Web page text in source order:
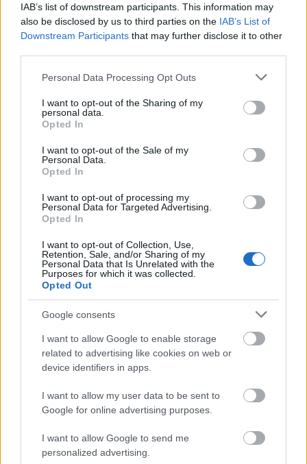
IAB’s list of downstream participants. This information may
also be disclosed by us to third parties on the IAB’s List of
Downstream Participants that may further disclose it to other
Please note that this website/app uses one or more Google
not limited to your visit or usage behaviour. You may click to
grant or deny consent to Google and its third-party tags to
use your data for below specified purposes in below Google
consent section.
Personal Data Processing Opt Outs
I want to opt-out of the Sharing of my
personal data.
Opted In
I want to opt-out of the Sale of my
Personal Data.
Opted In
I want to opt-out of processing my
Personal Data for Targeted Advertising.
Opted In
I want to opt-out of Collection, Use,
Retention, Sale, and/or Sharing of my
Personal Data that Is Unrelated with the
Purposes for which it was collected.
Opted Out
Google consents
I want to allow Google to enable storage
related to advertising like cookies on web or
device identifiers in apps.
I want to allow my user data to be sent to
Google for online advertising purposes.
I want to allow Google to send me
personalized advertising.
Fókuszban a hazai kis- és közepes
vállalkozások támogatása
VÁLLALKOZÁS 2026. márc. 23.
2 3 13
NÉPSZERŰ CÍMKÉK
#MNB
NÉPSZERŰ